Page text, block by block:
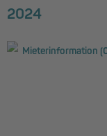
2024